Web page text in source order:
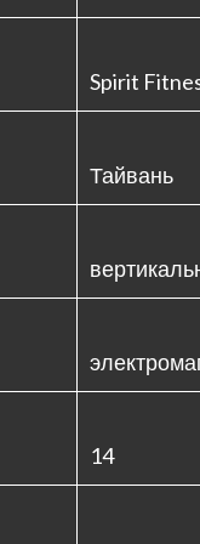
Spirit
Тайвань
14